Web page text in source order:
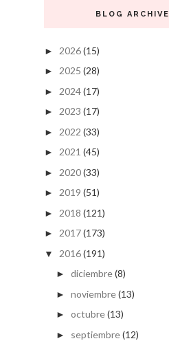
BLOG ARCHIVE
► 2026(15)
► 2025 (28)
► 2024(17)
► 2023 (17)
► 2022 (33)
► 2021 (45)
► 2020(33)
► 2019 (51)
► 2018 (121)
► 2017(173)
▼ 2016(191)
► diciembre(8)
► noviembre(13)
► octubre(13)
► septiembre(12)